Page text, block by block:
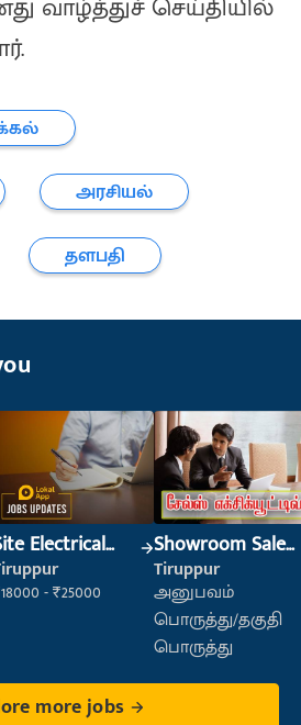
வாழ்த்துச் செய்தியில்
அரசியல்
தளபதி
Electrical
- ₹25000
Showroom Sales
Executive (Retail
Sales)
Tiruppur
அனுபவம்
பொருத்து/தகுதி
பொருத்து
more jobs